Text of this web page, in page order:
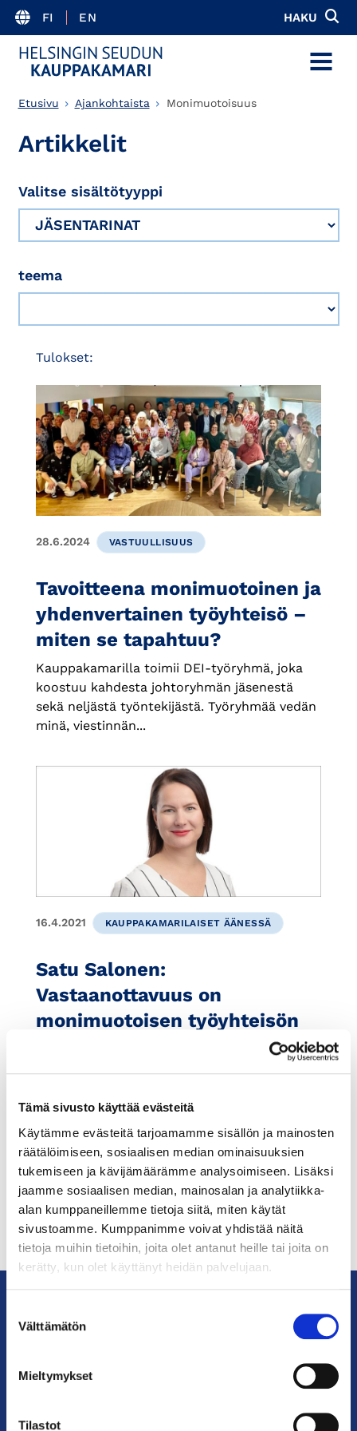
Tämä sivusto käyttää evästeitä
Käytämme evästeitä tarjoamamme sisällön ja mainosten
räätälöimiseen, sosiaalisen median ominaisuuksien
tukemiseen ja kävijämäärämme analysoimiseen. Lisäksi
jaamme sosiaalisen median, mainosalan ja analytiikka-
alan kumppaneillemme tietoja siitä, miten käytät
sivustoamme. Kumppanimme voivat yhdistää näitä
tietoja muihin tietoihin, joita olet antanut heille tai joita on
kerätty, kun olet käyttänyt heidän palvelujaan.
valinta
Välttämätön
Mieltymykset
Tilastot
FI EN HAKU
MENU
Etusivu Ajankohtaista Monimuotoisuus
Artikkelit
Valitse sisältötyyppi
teema
Tulokset:
28.6.2024 VASTUULLISUUS
Tavoitteena monimuotoinen ja
yhdenvertainen työyhteisö –
miten se tapahtuu?
Kauppakamarilla toimii DEI-työryhmä, joka
koostuu kahdesta johtoryhmän jäsenestä
sekä neljästä työntekijästä. Työryhmää vedän
minä, viestinnän...
16.4.2021 KAUPPAKAMARILAISET ÄÄNESSÄ
Satu Salonen:
Vastaanottavuus on
monimuotoisen työyhteisön
Maahanmuuton merkitys korostuu osaavan
työikäinen väestö vähenee. Moni yritys on
uuden...
KauppakamariHelsingin
YHTEYSTIEDOT